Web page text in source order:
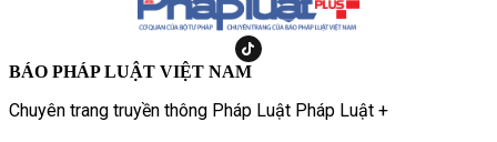
BÁO PHÁP LUẬT VIỆT NAM
Chuyên trang truyền thông Pháp Luật Pháp Luật +